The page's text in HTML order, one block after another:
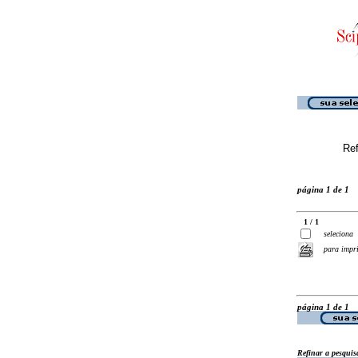
página 1 de 1
1 / 1
seleciona
para
página 1 de 1
Refinar a